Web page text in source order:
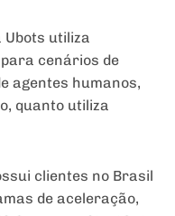
utiliza
cenários de
agentes humanos,
quanto utiliza
clientes no Brasil
de aceleração,